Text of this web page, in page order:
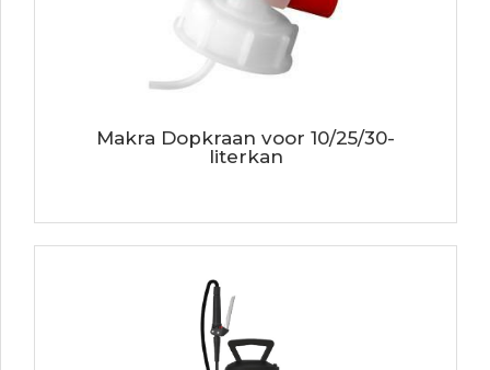
Makra Dopkraan voor 10/25/30-
literkan